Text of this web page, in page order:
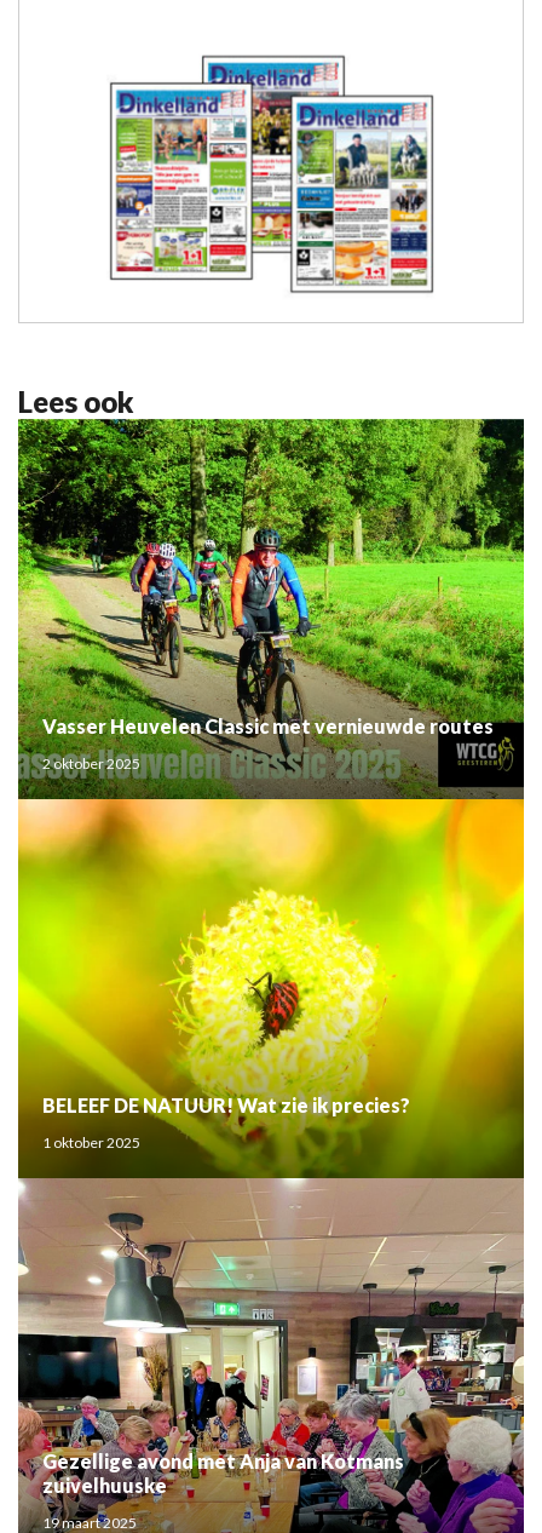
Lees ook
Vasser Heuvelen Classic met vernieuwde routes
2 oktober 2025
BELEEF DE NATUUR! Wat zie ik precies?
1 oktober 2025
Gezellige avond met Anja van Kotmans
zuivelhuuske
19 maart 2025